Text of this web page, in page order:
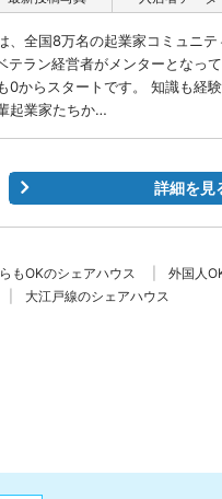
、全国8万名の起業家コミュニ
テラン経営者がメンターとなって
0からスタートです。 知識も経
起業家たちか…
詳細を見
もOKのシェアハウス
外国人
大江戸線のシェアハウス